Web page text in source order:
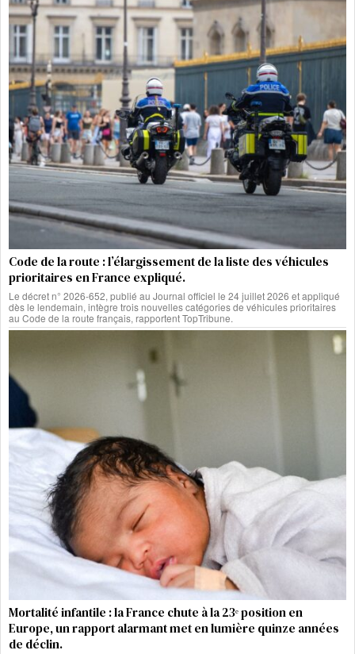
Code de la route : l’élargissement de la liste des véhicules
prioritaires en France expliqué.
Le décret n° 2026-652, publié au Journal officiel le 24 juillet 2026 et appliqué
dès le lendemain, intègre trois nouvelles catégories de véhicules prioritaires
au Code de la route français, rapportent TopTribune.
Mortalité infantile : la France chute à la 23ᵉ position en
Europe, un rapport alarmant met en lumière quinze années
de déclin.